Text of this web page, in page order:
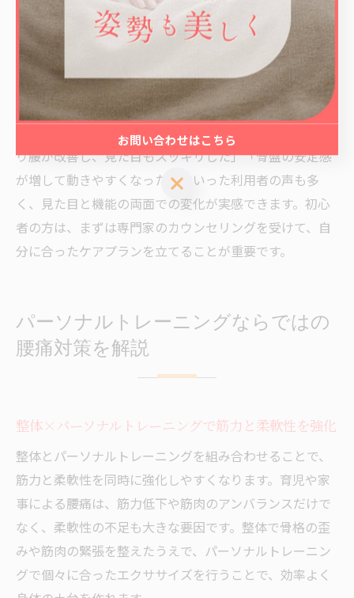
きます。特に育児中は前かがみや片側に重心が偏ること
が多いため、骨盤や背骨のバランスが崩れやすくなりま
す。
整体による骨盤矯正で歪みをリセットし、パーソナルト
レーニングで正しい姿勢をキープする筋力をつけること
で、腰痛の再発リスクを減らせます。実際に「猫背や反
り腰が改善し、見た目もスッキリした」「骨盤の安定感
が増して動きやすくなった」といった利用者の声も多
く、見た目と機能の両面での変化が実感できます。初心
者の方は、まずは専門家のカウンセリングを受けて、自
分に合ったケアプランを立てることが重要です。
パーソナルトレーニングならではの
腰痛対策を解説
整体×パーソナルトレーニングで筋力と柔軟性を強化
整体とパーソナルトレーニングを組み合わせることで、
筋力と柔軟性を同時に強化しやすくなります。育児や家
事による腰痛は、筋力低下や筋肉のアンバランスだけで
なく、柔軟性の不足も大きな要因です。整体で骨格の歪
みや筋肉の緊張を整えたうえで、パーソナルトレーニン
グで個々に合ったエクササイズを行うことで、効率よく
お問い合わせはこちら
お問い合わせはこちら